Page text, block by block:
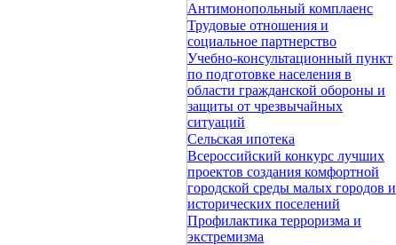
Антимонопольный комплаенс
Трудовые отношения и
социальное партнерство
Учебно-консультационный пункт
по подготовке населения в
области гражданской обороны и
защиты от чрезвычайных
ситуаций
Сельская ипотека
Всероссийский конкурс лучших
проектов создания комфортной
городской среды малых городов и
исторических поселений
Профилактика терроризма и
экстремизма